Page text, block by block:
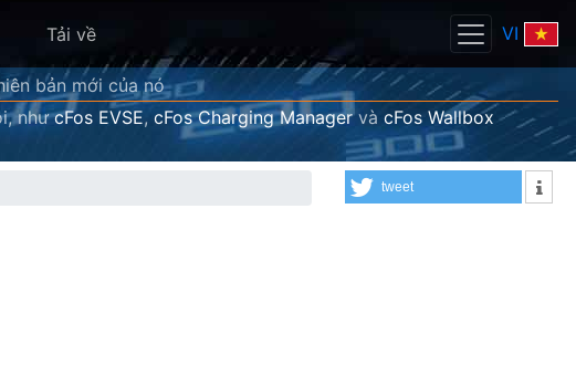
Tải về VI
bản mới của nó
nhưcFos EVSE,cFos Charging Managervà cFos Wallbox
tweet